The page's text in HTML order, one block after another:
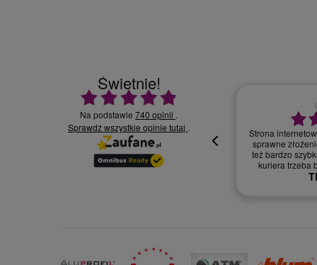
Świetnie!
Ocena średnia 4.9 na 5
Na podstawie 740 opinii .
Sprawdź wszystkie opinie tutaj .
30.07.2026
oki Wszystko